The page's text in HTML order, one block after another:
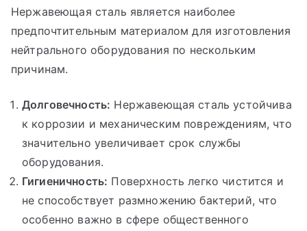
Нержавеющая сталь является наиболее
предпочтительным материалом для изготовления
нейтрального оборудования по нескольким
причинам.
Долговечность: Нержавеющая сталь устойчива
к коррозии и механическим повреждениям, что
значительно увеличивает срок службы
оборудования.
Гигиеничность: Поверхность легко чистится и
не способствует размножению бактерий, что
особенно важно в сфере общественного